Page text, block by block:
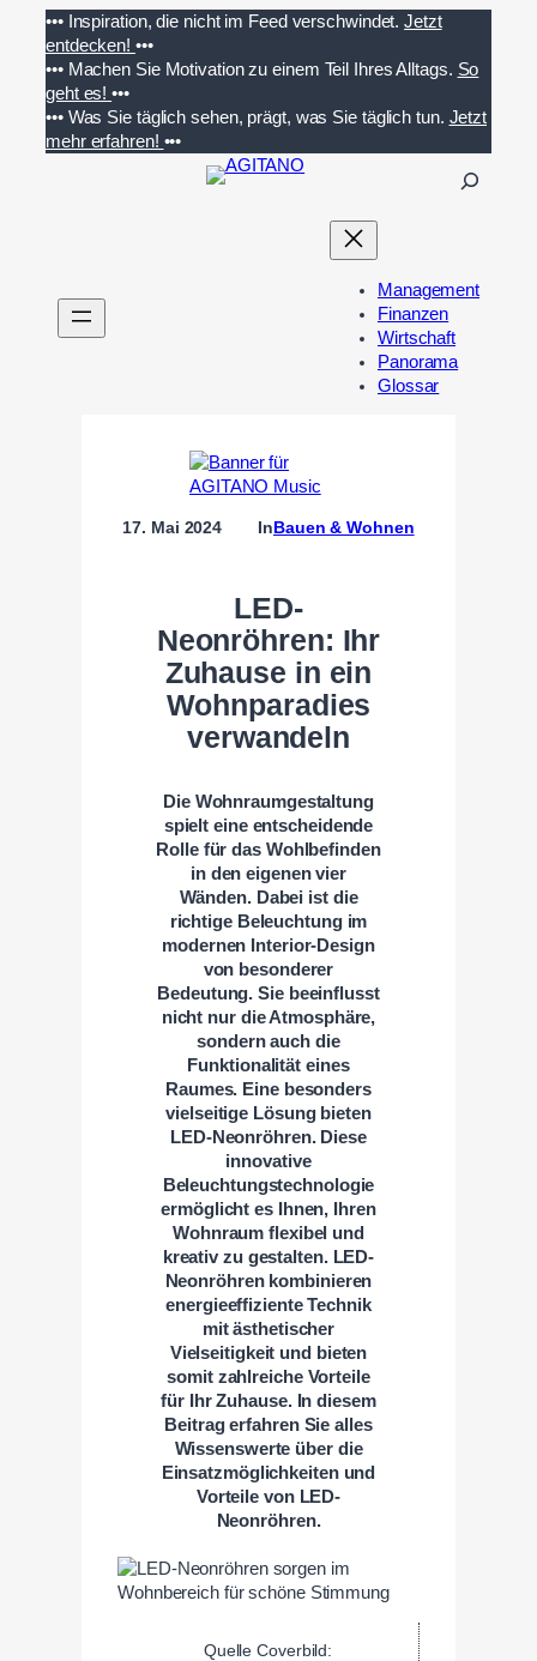
Inhalt
springen
••• Inspiration, die nicht im Feed verschwindet. Jetzt
entdecken! •••
••• Machen Sie Motivation zu einem Teil Ihres Alltags. So
geht es!•••
••• Was Sie täglich sehen, prägt, was Sie täglich tun. Jetzt
mehr erfahren! •••
n
Management
Finanzen
Wirtschaft
Panorama
Glossar
17. Mai 2024 InBauen & Wohnen
LED-
Neonröhren: Ihr
Zuhause in ein
Wohnparadies
verwandeln
Die Wohnraumgestaltung
spielt eine entscheidende
Rolle für das Wohlbefinden
in den eigenen vier
Wänden. Dabei ist die
richtige Beleuchtung im
modernen Interior-Design
von besonderer
Bedeutung. Sie beeinflusst
nicht nur die Atmosphäre,
sondern auch die
Funktionalität eines
Raumes. Eine besonders
vielseitige Lösung bieten
LED-Neonröhren. Diese
innovative
Beleuchtungstechnologie
ermöglicht es Ihnen, Ihren
Wohnraum flexibel und
kreativ zu gestalten. LED-
Neonröhren kombinieren
energieeffiziente Technik
mit ästhetischer
Vielseitigkeit und bieten
somit zahlreiche Vorteile
für Ihr Zuhause. In diesem
Beitrag erfahren Sie alles
Wissenswerte über die
Einsatzmöglichkeiten und
Vorteile von LED-
Neonröhren.
Quelle Coverbild: